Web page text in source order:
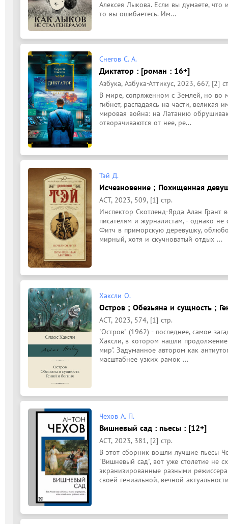
Алексея Лыкова. Если вы думаете, что
то вы ошибаетесь. Им...
Снегов С. А.
Диктатор : [роман : 16+]
Азбука, Азбука-Аттикус, 2023, 667, [2]
В мире, сопряженном с Землей, но во
гибнет, распадаясь на части, великая
мировая война: на Латанию
отворачиваются от нее, ре...
Тэй Д.
Исчезновение ; Похищенная
АСТ, 2023, 509, [1] стр.
Инспектор Скотленд-Ярда Алан Грант
писателям и журналистам, - однако
Фитч в приморскую деревушку,
мирный, хотя и скучноватый отдых ...
Хаксли О.
Остров ; Обезьяна и сущность ;
АСТ, 2023, 574, [1] стр.
"Остров" (1962) - последнее, самое
Хаксли, в котором нашли
мир". Задуманное автором как
масштабнее узких рамок ...
Чехов А. П.
Вишневый сад : пьесы : [12+]
АСТ, 2023, 381, [2] стр.
В этот сборник вошли лучшие пьесы
"Вишневый сад", вот уже столетие не
экранизированные разными
своей гениальной, вечной